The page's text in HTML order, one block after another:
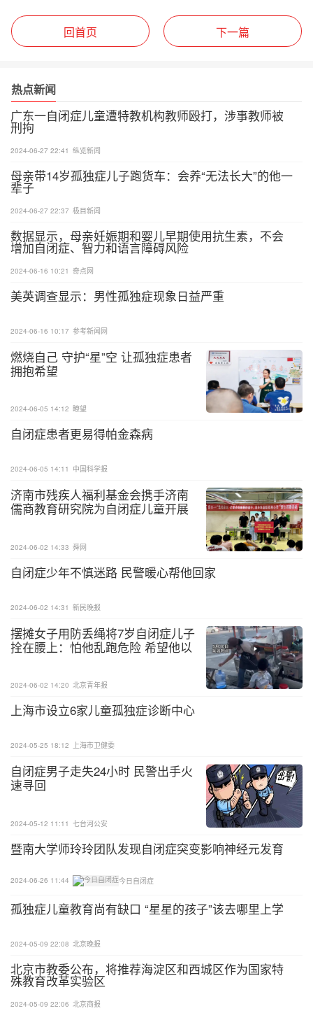
障碍的ASD被筛出有关。至于ASD是怎么发病的并没
有被完全解释清楚，但在研究过程中，发现了一些与
在流行病学中，独立危险因素意味着早产与ASD风险
的增加有关，即使在考虑了其他可能影响ASD风险的
看下来自美国和瑞典的2份调查研究数据。
上表可见早产儿ASD发病率明显高于足月儿，随着出
生胎龄的降低这种倾向更为明显，即使在足月儿中也
因应该是多方面的，如早产缩短宫内发育时间使大脑
某些特定区域的快速发育进程被干扰、早产可能使神
经细胞损伤和连接异常、未发育成熟的早产儿遭受环
境压力、早产儿容易出现缺氧或颅内出血等并发症，
以及营养亏欠和使用药物等其它原因。
基于早产和ASD间的这一特征，早产儿家庭需要提高
ASD相关知识储备。现在有研究者认为早产儿在婴幼
儿时期与ASD儿童婴幼儿时期的一些行为有相似性，
或者说是有重叠症状，比如较少的微笑回应与眼神交
流、较多的手势表达、对某些声音敏感、不喜欢被拥
抱、不太协调的运动等。当然，这些重叠症状的具体
意义还不清楚，需要进一步研究，但不管怎样这提示
我们早产儿家庭应该采取一些积极措施，一来可以促
进早产儿神经行为发育，二来也相当于对ASD进行早
是的，ASD存在预防的可能性。大脑在生命的早期阶
段具有极高的可塑性，这意味着通过适当的刺激可以
使神经心理行为得到促进或改善，包括语言、社交和
学习能力，但需要强调其有效性是建立在“生命早期
阶段”的基础上。
作为早产儿家长可以在育儿过程中注重以下几种干预
以及眼神交流来增强与孩子之间的亲密关系。进行互
动式游戏，如躲猫猫、拍手游戏，来促进孩子的社交
反应和兴趣。语言刺激：经常与孩子交谈，即使他们
尚未开始说话，也能刺激语言中枢的发展。在日常生
回首页 下一篇
热点新闻
广东一自闭症儿童遭特教机构教师殴打，涉事教师被
刑拘
2024-06-27 22:41 纵览新闻
母亲带14岁孤独症儿子跑货车：会养“无法长大”的他一
辈子
2024-06-27 22:37 极目新闻
数据显示，母亲妊娠期和婴儿早期使用抗生素，不会
增加自闭症、智力和语言障碍风险
2024-06-16 10:21 奇点网
美英调查显示：男性孤独症现象日益严重
2024-06-16 10:17 参考新闻网
燃烧自己 守护“星”空 让孤独症患者
拥抱希望
2024-06-05 14:12 瞭望
自闭症患者更易得帕金森病
2024-06-05 14:11 中国科学报
济南市残疾人福利基金会携手济南
儒商教育研究院为自闭症儿童开展
2024-06-02 14:33 舜网
自闭症少年不慎迷路 民警暖心帮他回家
2024-06-02 14:31 新民晚报
摆摊女子用防丢绳将7岁自闭症儿子
拴在腰上：怕他乱跑危险 希望他以
2024-06-02 14:20 北京青年报
上海市设立6家儿童孤独症诊断中心
2024-05-25 18:12 上海市卫健委
自闭症男子走失24小时 民警出手火
速寻回
2024-05-12 11:11 七台河公安
暨南大学师玲玲团队发现自闭症突变影响神经元发育
2024-06-26 11:44 今日自闭症
孤独症儿童教育尚有缺口 “星星的孩子”该去哪里上学
2024-05-09 22:08 北京晚报
北京市教委公布，将推荐海淀区和西城区作为国家特
殊教育改革实验区
2024-05-09 22:06 北京商报